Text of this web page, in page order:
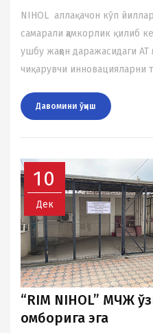
NIHOL аллақачон кўп
самарали ҳамкорлик қилиб
ушбу жаҳон даражасидаги АТ
чиқарувчи инновацияларни
Давомини ўқиш
10
Дек
“RIM NIHOL” МЧЖ
омборига эга